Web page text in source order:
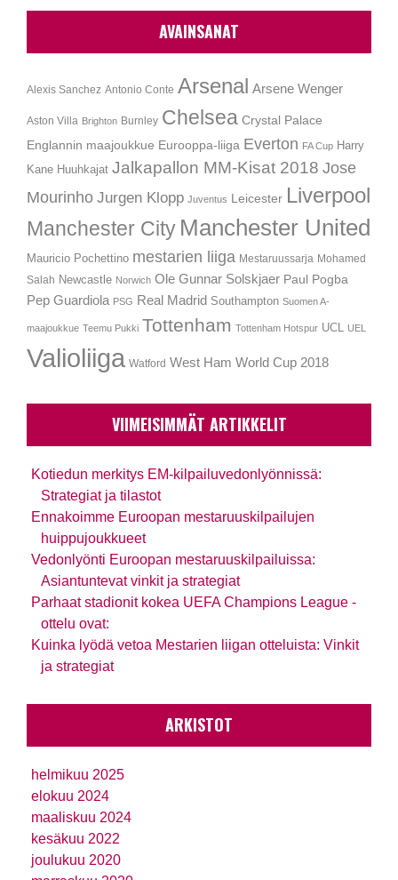
AVAINSANAT
Alexis Sanchez Antonio Conte Arsenal Arsene Wenger
Aston Villa Brighton Burnley Chelsea Crystal Palace
Englannin maajoukkue Eurooppa-liiga Everton FA Cup Harry
Kane Huuhkajat Jalkapallon MM-Kisat 2018 Jose
Mourinho Jurgen Klopp Juventus Leicester Liverpool
Manchester City Manchester United
Mauricio Pochettino mestarien liiga Mestaruussarja Mohamed
Salah Newcastle Norwich Ole Gunnar Solskjaer Paul Pogba
Pep Guardiola PSG Real Madrid Southampton Suomen A-
maajoukkue Teemu Pukki Tottenham Tottenham Hotspur UCL UEL
Valioliiga Watford West Ham World Cup 2018
VIIMEISIMMÄT ARTIKKELIT
Kotiedun merkitys EM-kilpailuvedonlyönnissä:
Strategiat ja tilastot
Ennakoimme Euroopan mestaruuskilpailujen
huippujoukkueet
Vedonlyönti Euroopan mestaruuskilpailuissa:
Asiantuntevat vinkit ja strategiat
Parhaat stadionit kokea UEFA Champions League -
ottelu ovat:
Kuinka lyödä vetoa Mestarien liigan otteluista: Vinkit
ja strategiat
ARKISTOT
helmikuu 2025
elokuu 2024
maaliskuu 2024
kesäkuu 2022
joulukuu 2020